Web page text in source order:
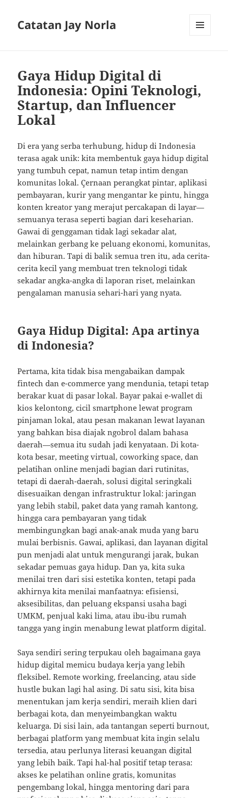
Catatan Jay Norla
Gaya Hidup Digital di
Indonesia: Opini Teknologi,
Startup, dan Influencer
Lokal
Di era yang serba terhubung, hidup di Indonesia
terasa agak unik: kita membentuk gaya hidup digital
yang tumbuh cepat, namun tetap intim dengan
komunitas lokal. Çernaan perangkat pintar, aplikasi
pembayaran, kurir yang mengantar ke pintu, hingga
konten kreator yang merajut percakapan di layar—
semuanya terasa seperti bagian dari keseharian.
Gawai di genggaman tidak lagi sekadar alat,
melainkan gerbang ke peluang ekonomi, komunitas,
dan hiburan. Tapi di balik semua tren itu, ada cerita-
cerita kecil yang membuat tren teknologi tidak
sekadar angka-angka di laporan riset, melainkan
pengalaman manusia sehari-hari yang nyata.
Gaya Hidup Digital: Apa artinya
di Indonesia?
Pertama, kita tidak bisa mengabaikan dampak
fintech dan e-commerce yang mendunia, tetapi tetap
berakar kuat di pasar lokal. Bayar pakai e-wallet di
kios kelontong, cicil smartphone lewat program
pinjaman lokal, atau pesan makanan lewat layanan
yang bahkan bisa diajak ngobrol dalam bahasa
daerah—semua itu sudah jadi kenyataan. Di kota-
kota besar, meeting virtual, coworking space, dan
pelatihan online menjadi bagian dari rutinitas,
tetapi di daerah-daerah, solusi digital seringkali
disesuaikan dengan infrastruktur lokal: jaringan
yang lebih stabil, paket data yang ramah kantong,
hingga cara pembayaran yang tidak
membingungkan bagi anak-anak muda yang baru
mulai berbisnis. Gawai, aplikasi, dan layanan digital
pun menjadi alat untuk mengurangi jarak, bukan
sekadar pemuas gaya hidup. Dan ya, kita suka
menilai tren dari sisi estetika konten, tetapi pada
akhirnya kita menilai manfaatnya: efisiensi,
aksesibilitas, dan peluang ekspansi usaha bagi
UMKM, penjual kaki lima, atau ibu-ibu rumah
tangga yang ingin menabung lewat platform digital.
Saya sendiri sering terpukau oleh bagaimana gaya
hidup digital memicu budaya kerja yang lebih
fleksibel. Remote working, freelancing, atau side
hustle bukan lagi hal asing. Di satu sisi, kita bisa
menentukan jam kerja sendiri, meraih klien dari
berbagai kota, dan menyeimbangkan waktu
keluarga. Di sisi lain, ada tantangan seperti burnout,
berbagai platform yang membuat kita ingin selalu
tersedia, atau perlunya literasi keuangan digital
yang lebih baik. Tapi hal-hal positif tetap terasa:
akses ke pelatihan online gratis, komunitas
pengembang lokal, hingga mentoring dari para